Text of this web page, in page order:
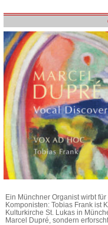
Ein Münchner Organist wirbt
Komponisten: Tobias Frank ist
Kulturkirche St. Lukas in
Marcel Dupré, sondern